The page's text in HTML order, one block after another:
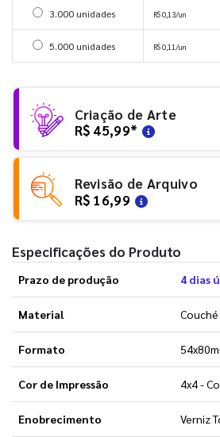
Selecionar 3000 unidades
3.000 unidades R$ 0,13/un
Selecionar 5000 unidades
5.000 unidades R$ 0,11/un
Criação de Arte
R$ 45,99*
Revisão de Arquivo
R$ 16,99
Especificações do Produto
Prazo de produção 4 dias
Material
Formato
Cor de Impressão 4x4 -
Enobrecimento Verniz